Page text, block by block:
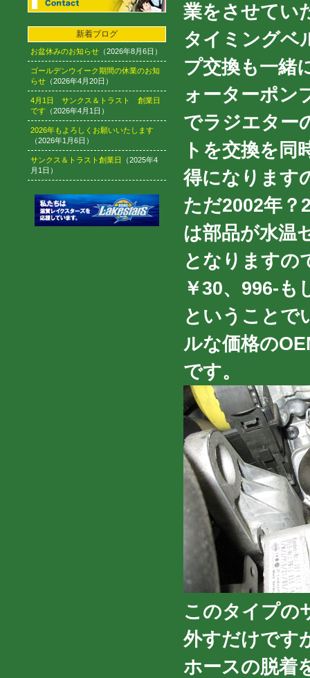
新着ブログ
お盆休みのお知らせ （2026年8月6日）
ゴールデンウイーク期間の休業のお知
らせ （2026年4月20日）
4月1日 サンクス＆トラスト 創業日
です （2026年4月1日）
2026年もよろしくお願いいたします
（2026年1月6日）
サンクス＆トラスト創業日
（2025年4
月1日）
業をさせてい
タイミングベ
プ交換も一緒
ォーターポン
でラジエター
トを交換を
得になります
ただ2002年？
は部品が水温
となりますの
￥30、996-も
ということで
ルな価格の
です。
このタイプの
外すだけです
ホースの脱着